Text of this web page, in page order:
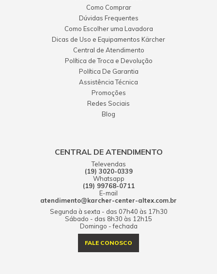
Como Comprar
Dúvidas Frequentes
Como Escolher uma Lavadora
Dicas de Uso e Equipamentos Kärcher
Central de Atendimento
Política de Troca e Devolução
Política De Garantia
Assistência Técnica
Promoções
Redes Sociais
Blog
CENTRAL DE ATENDIMENTO
Televendas
(19) 3020-0339
Whatsapp
(19) 99768-0711
E-mail
atendimento@karcher-center-altex.com.br
Segunda à sexta - das 07h40 às 17h30
Sábado - das 8h30 às 12h15
Domingo - fechada
FALE CONOSCO